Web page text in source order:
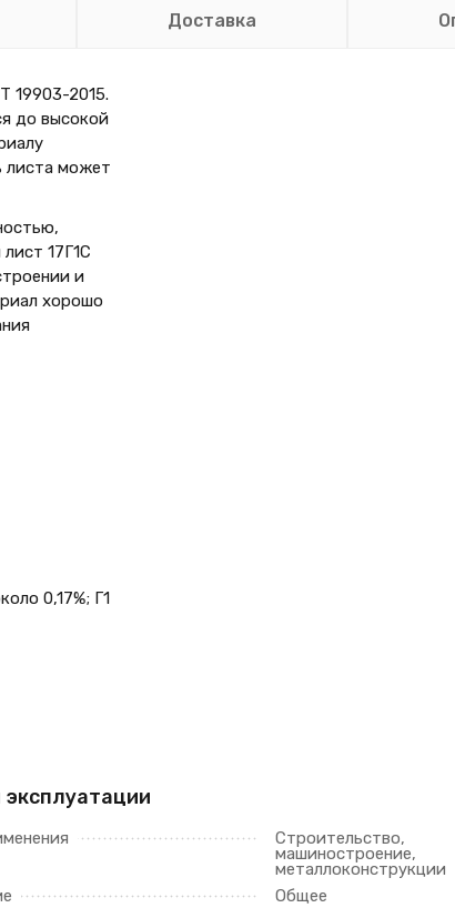
Доставка
19903-2015.
до высокой
листа может
17Г1С
и
хорошо
0,17%; Г1
эксплуатации
Строительство,
машиностроение,
металлоконструкции
Общее